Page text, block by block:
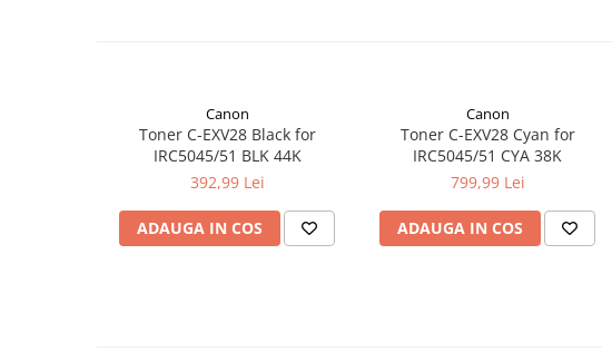
Canon
Toner C-EXV28 Black for
IRC5045/51 BLK 44K
392,99 Lei
ADAUGA IN COS
Canon
Toner C-EXV28 Cyan for
IRC5045/51 CYA 38K
799,99 Lei
ADAUGA IN COS